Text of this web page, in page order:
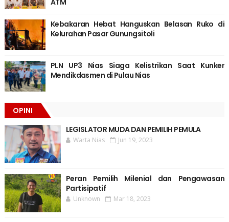
ATM
Kebakaran Hebat Hanguskan Belasan Ruko di
Kelurahan Pasar Gunungsitoli
PLN UP3 Nias Siaga Kelistrikan Saat Kunker
Mendikdasmen di Pulau Nias
OPINI
LEGISLATOR MUDA DAN PEMILIH PEMULA
Warta Nias Jun 19, 2023
Peran Pemilih Milenial dan Pengawasan
Partisipatif
Unknown Mar 18, 2023